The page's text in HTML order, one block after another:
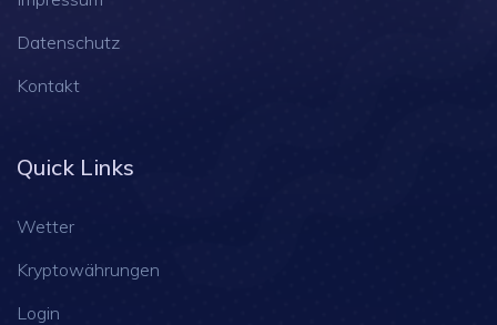
Datenschutz
Kontakt
Quick Links
Wetter
Kryptowährungen
Login